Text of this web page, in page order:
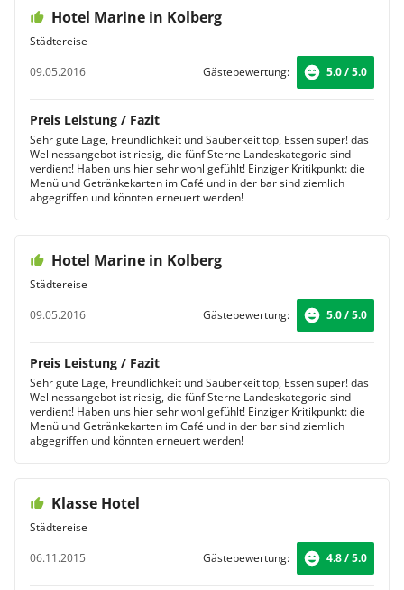
Hotel Marine in Kolberg
Städtereise
09.05.2016
Gästebewertung: 5.0 / 5.0
Preis Leistung / Fazit
Sehr gute Lage, Freundlichkeit und Sauberkeit top, Essen super! das
Wellnessangebot ist riesig, die fünf Sterne Landeskategorie sind
verdient! Haben uns hier sehr wohl gefühlt! Einziger Kritikpunkt: die
Menü und Getränkekarten im Café und in der bar sind ziemlich
abgegriffen und könnten erneuert werden!
Hotel Marine in Kolberg
Städtereise
09.05.2016
Gästebewertung: 5.0 / 5.0
Preis Leistung / Fazit
Sehr gute Lage, Freundlichkeit und Sauberkeit top, Essen super! das
Wellnessangebot ist riesig, die fünf Sterne Landeskategorie sind
verdient! Haben uns hier sehr wohl gefühlt! Einziger Kritikpunkt: die
Menü und Getränkekarten im Café und in der bar sind ziemlich
abgegriffen und könnten erneuert werden!
Klasse Hotel
Städtereise
06.11.2015
Gästebewertung: 4.8 / 5.0